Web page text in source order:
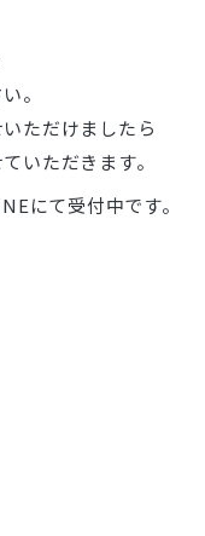
。
ただけましたら
いただきます。
にて受付中です。